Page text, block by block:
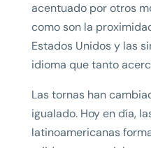
acentuado por otros
como son la
Estados Unidos y las
idioma que tanto
Las tornas han
igualado. Hoy en día,
latinoamericanas